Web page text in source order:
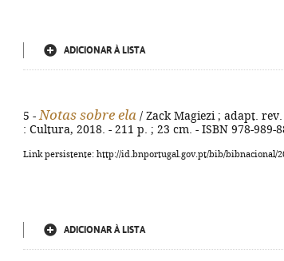
ADICIONAR À LISTA
5 - Notas sobre ela / Zack Magiezi ; adapt.
: Cultura, 2018. - 211 p. ; 23 cm. - ISBN 978-989-
Link persistente: http://id.bnportugal.gov.pt/bib/bibnacional/
ADICIONAR À LISTA